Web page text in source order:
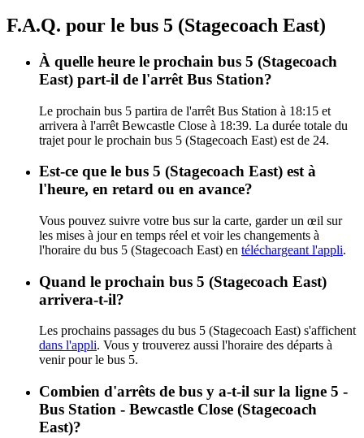
F.A.Q. pour le bus 5 (Stagecoach East)
À quelle heure le prochain bus 5 (Stagecoach
East) part-il de l'arrêt Bus Station?
Le prochain bus 5 partira de l'arrêt Bus Station à 18:15 et
arrivera à l'arrêt Bewcastle Close à 18:39. La durée totale du
trajet pour le prochain bus 5 (Stagecoach East) est de 24.
Est-ce que le bus 5 (Stagecoach East) est à
l'heure, en retard ou en avance?
Vous pouvez suivre votre bus sur la carte, garder un œil sur
les mises à jour en temps réel et voir les changements à
l'horaire du bus 5 (Stagecoach East) en téléchargeant l'appli.
Quand le prochain bus 5 (Stagecoach East)
arrivera-t-il?
Les prochains passages du bus 5 (Stagecoach East) s'affichent
dans l'appli. Vous y trouverez aussi l'horaire des départs à
venir pour le bus 5.
Combien d'arrêts de bus y a-t-il sur la ligne 5 -
Bus Station - Bewcastle Close (Stagecoach
East)?